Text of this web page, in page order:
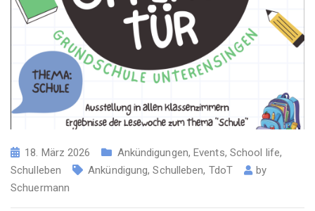
18. März 2026 Ankündigungen,Events, School life,
Schulleben
Ankündigung,Schulleben, TdoT
by
Schuermann